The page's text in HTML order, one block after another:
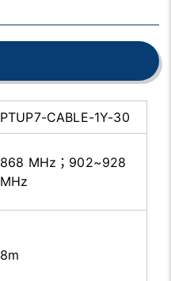
PTUP7-CABLE-1Y-30
868 MHz；902~928
MHz
8m